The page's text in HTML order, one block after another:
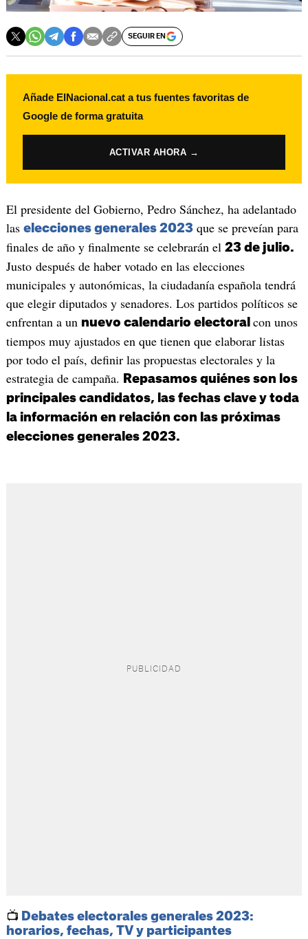
SEGUIR EN
Añade ElNacional.cat a tus fuentes favoritas de
Google de forma gratuita
ACTIVAR AHORA →
El presidente del Gobierno, Pedro Sánchez, ha adelantado
las elecciones generales 2023que se preveían para
finales de año y finalmente se celebrarán el 23 de julio.
Justo después de haber votado en las elecciones
municipales y autonómicas, la ciudadanía española tendrá
que elegir diputados y senadores. Los partidos políticos se
enfrentan a un nuevo calendario electoral con unos
tiempos muy ajustados en que tienen que elaborar listas
por todo el país, definir las propuestas electorales y la
estrategia de campaña.
Repasamos quiénes son los
principales candidatos, las fechas clave y toda
la información en relación con las próximas
elecciones generales 2023.
📺 ​Debates electorales generales 2023:
horarios, fechas, TV y participantes